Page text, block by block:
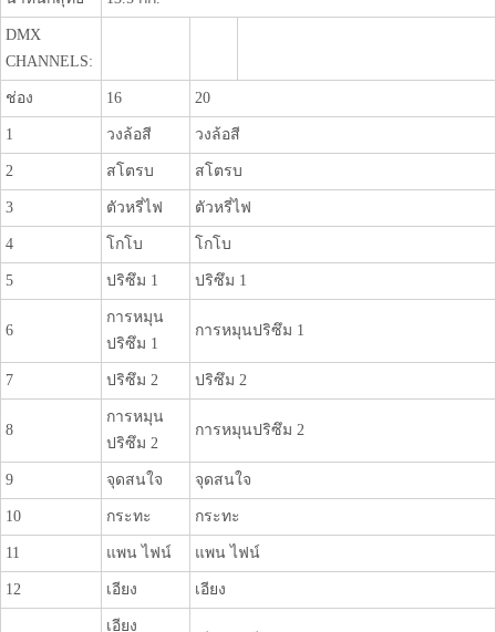
DMX
CHANNELS:
ช่อง 16 20
1 วงล้อสี วงล้อสี
2 สโตรบ สโตรบ
3 ตัวหรี่ไฟ ตัวหรี่ไฟ
4 โกโบ โกโบ
5 ปริซึม 1 ปริซึม 1
6
การหมุน
ปริซึม 1
การหมุนปริซึม 1
7 ปริซึม 2 ปริซึม 2
8
การหมุน
ปริซึม 2
การหมุนปริซึม 2
9 จุดสนใจ จุดสนใจ
10 กระทะ กระทะ
11 แพน ไฟน์ แพน ไฟน์
12 เอียง เอียง
เอียง